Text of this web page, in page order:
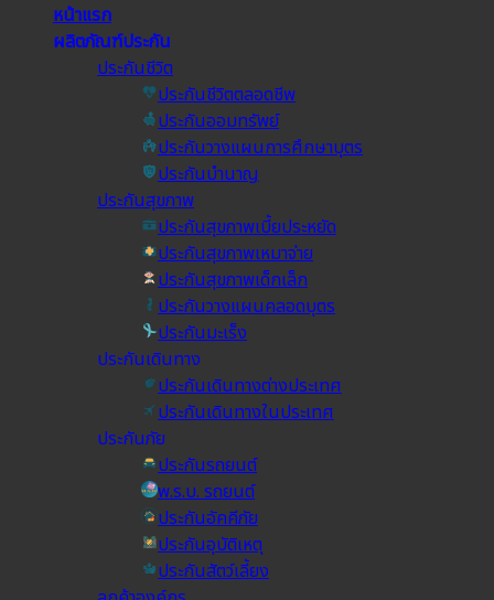
หน้าแรก
ผลิตภัณฑ์ประกัน
ประกันชีวิต
ประกันชีวิตตลอดชีพ
ประกันออมทรัพย์
ประกันวางแผนการศึกษาบุตร
ประกันบำนาญ
ประกันสุขภาพ
ประกันสุขภาพเบี้ยประหยัด
ประกันสุขภาพเหมาจ่าย
ประกันสุขภาพเด็กเล็ก
ประกันวางแผนคลอดบุตร
ประกันมะเร็ง
ประกันเดินทาง
ประกันเดินทางต่างประเทศ
ประกันเดินทางในประเทศ
ประกันภัย
ประกันรถยนต์
พ.ร.บ. รถยนต์
ประกันอัคคีภัย
ประกันอุบัติเหตุ
ประกันสัตว์เลี้ยง